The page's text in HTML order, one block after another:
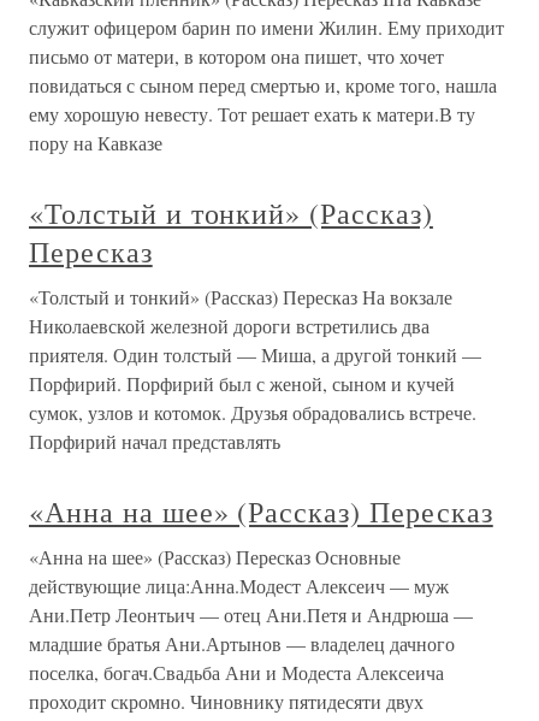
служит офицером барин по имени Жилин. Ему приходит
письмо от матери, в котором она пишет, что хочет
повидаться с сыном перед смертью и, кроме того, нашла
ему хорошую невесту. Тот решает ехать к матери.В ту
пору на Кавказе
«Толстый и тонкий» (Рассказ)
Пересказ
«Толстый и тонкий» (Рассказ) Пересказ На вокзале
Николаевской железной дороги встретились два
приятеля. Один толстый — Миша, а другой тонкий —
Порфирий. Порфирий был с женой, сыном и кучей
сумок, узлов и котомок. Друзья обрадовались встрече.
Порфирий начал представлять
«Анна на шее» (Рассказ) Пересказ
«Анна на шее» (Рассказ) Пересказ Основные
действующие лица:Анна.Модест Алексеич — муж
Ани.Петр Леонтьич — отец Ани.Петя и Андрюша —
младшие братья Ани.Артынов — владелец дачного
поселка, богач.Свадьба Ани и Модеста Алексеича
проходит скромно. Чиновнику пятидесяти двух